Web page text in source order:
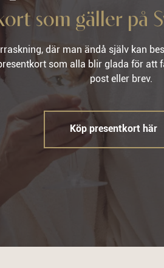
som gäller på
där man ändå själv kan
som alla blir glada för att
post eller brev.
Köp presentkort här